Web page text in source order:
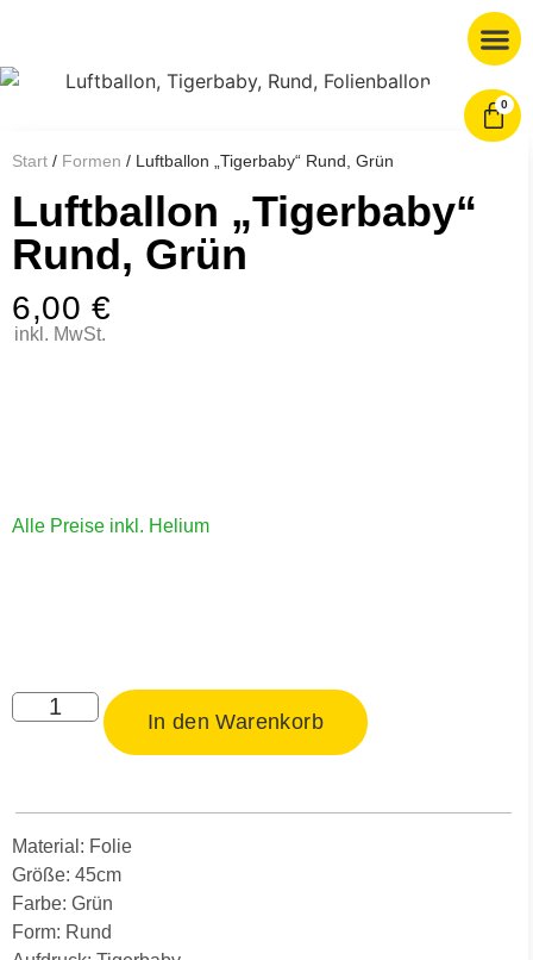
0
Start / Formen / Luftballon „Tigerbaby“ Rund, Grün
Luftballon „Tigerbaby“
Rund, Grün
6,00 €
inkl. MwSt.
Alle Preise inkl. Helium
In den Warenkorb
Material: Folie
Größe: 45cm
Farbe: Grün
Form: Rund